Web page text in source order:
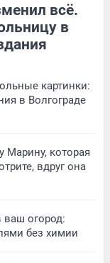
всё.
в
картинки:
в Волгограде
Марину, которая
вдруг она
ваш огород:
без химии